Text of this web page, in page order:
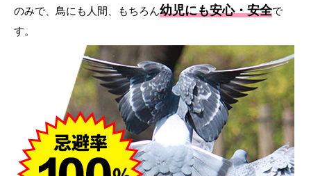
のみで、鳥にも人間、もちろん幼児にも安心・安全で
す。